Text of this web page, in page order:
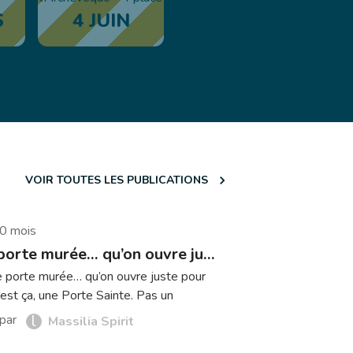
Edon
4 JUIN
VOIR TOUTES LES PUBLICATIONS
mois
Une porte murée… qu’on ouvre juste pour toi ?
porte murée… qu’on ouvre juste pour
ça, une Porte Sainte. Pas un
ordinaire. Un acte symbolique, fort,
Celui de dire à Dieu : “Je Te laisse
l Massilia Spirit